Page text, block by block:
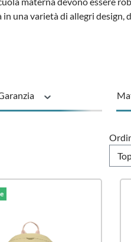
una varietà di allegri design,